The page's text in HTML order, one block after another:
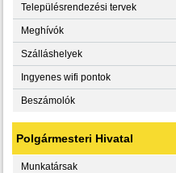
Településrendezési tervek
Meghívók
Szálláshelyek
Ingyenes wifi pontok
Beszámolók
Polgármesteri Hivatal
Munkatársak